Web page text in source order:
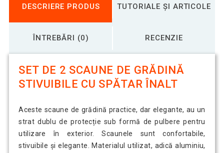
DESCRIERE PRODUS TUTORIALE ȘI ARTICOLE
ÎNTREBĂRI (0) RECENZIE
SET DE 2 SCAUNE DE GRĂDINĂ
STIVUIBILE CU SPĂTAR ÎNALT
Aceste scaune de grădină practice, dar elegante, au un
strat dublu de protecție sub formă de pulbere pentru
utilizare în exterior. Scaunele sunt confortabile,
stivuibile și elegante. Materialul utilizat, adică aluminiu,